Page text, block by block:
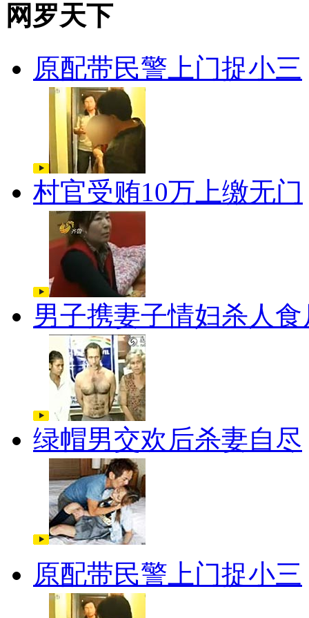
网罗天下
原配带民警上门捉小三
村官受贿10万上缴无门
男子携妻子情妇杀人食
绿帽男交欢后杀妻自尽
原配带民警上门捉小三